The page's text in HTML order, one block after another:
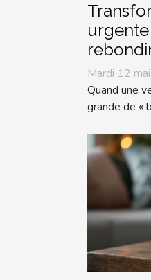
Mardi 12
Quand une
grande de «